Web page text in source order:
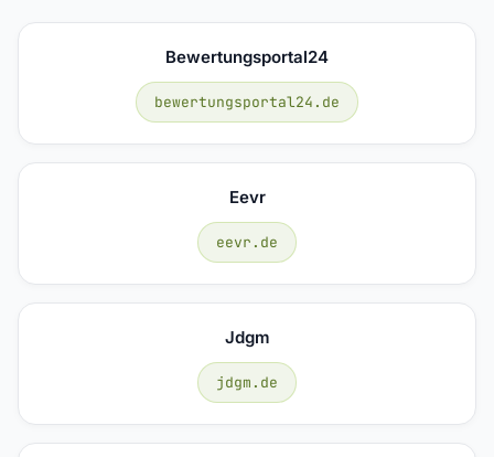
Bewertungsportal24
bewertungsportal24.de
Eevr
eevr.de
Jdgm
jdgm.de